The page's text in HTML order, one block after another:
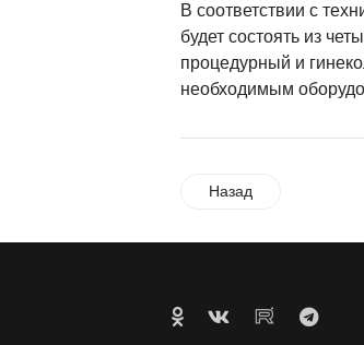
В соответствии с
будет состоять из
процедурный и
необходимым
Назад